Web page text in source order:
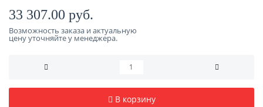
33 307.00 руб.
Возможность заказа и актуальную
цену уточняйте у менеджера.
В корзину